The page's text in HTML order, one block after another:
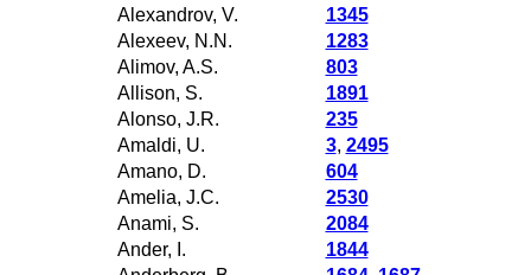
Alexandrov, V.
1345
Alexeev, N.N.
1283
Alimov, A.S.
803
Allison, S.
1891
Alonso, J.R.
235
Amaldi, U.
3, 2495
Amano, D.
604
Amelia, J.C.
2530
Anami, S.
2084
Ander, I.
1844